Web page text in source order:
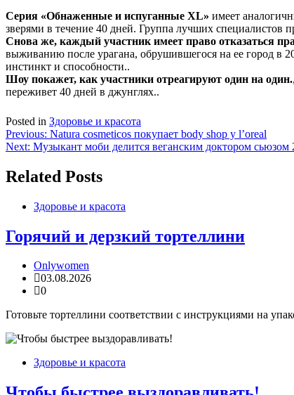
Серия «Обнаженные и испуганные XL» имеет
зверями в течение 40 дней. Группа лучших специалистов
Снова же, каждый участник имеет право отказаться
выживанию после урагана, обрушившегося на ее город в
инстинкт и способности..
Шоу покажет, как участники отреагируют один на один.
переживет 40 дней в джунглях..
Posted in Здоровье и красота
Навигация
по
записям
Previous: Natura cosmeticos покупает body shop у l’oreal
Next: Музыкант моби делится веганским доктором сьюзом
Related Posts
Здоровье и красота
Горячий и дерзкий тортеллини
Onlywomen
03.08.2026
0
Готовьте тортеллини соответствии с инструкциями на
Здоровье и красота